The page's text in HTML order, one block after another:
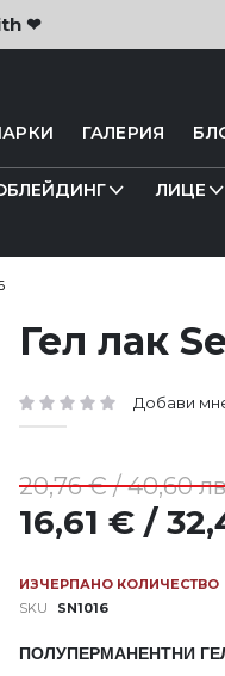
❤
ГАЛЕРИЯ
ЛИЦЕ
Гел лак
рейтинг: Добави
ИЗЧЕРПАНО КОЛИЧЕСТВО
SKU
SN1016
ПОЛУПЕРМАНЕНТНИ ГЕЛ
16,61 € /
20,76 € / 40,60